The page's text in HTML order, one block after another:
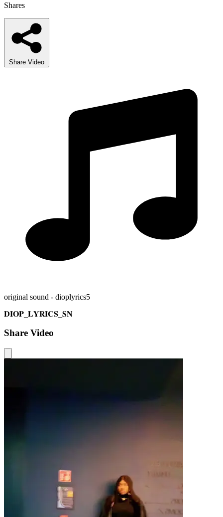
Shares
Share Video
original sound - dioplyrics5
𝐃𝐈𝐎𝐏_𝐋𝐘𝐑𝐈𝐂𝐒_𝐒𝐍
Share Video